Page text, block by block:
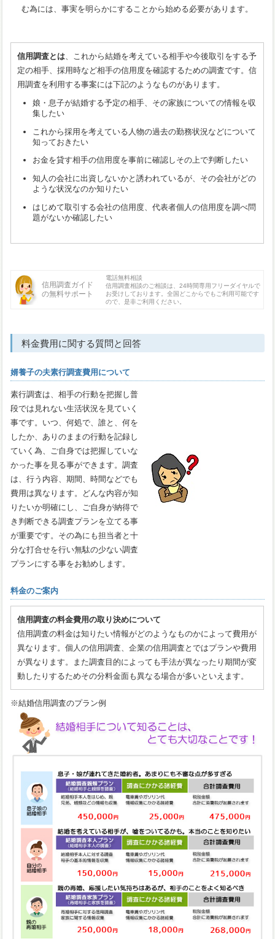
む為には、事実を明らかにすることから始める必要があります。
信用調査とは 、これから結婚を考えている相手や今後取引をする予
定の相手、採用時など相手の信用度を確認するための調査です。信
用調査を利用する事案には下記のようなものがあります。
娘・息子が結婚する予定の相手、その家族についての情報を収
集したい
これから採用を考えている人物の過去の勤務状況などについて
知っておきたい
お金を貸す相手の信用度を事前に確認しその上で判断したい
知人の会社に出資しないかと誘われているが、その会社がどの
ような状況なのか知りたい
はじめて取引する会社の信用度、代表者個人の信用度を調べ問
題がないか確認したい
信用調査ガイド
の無料サポート
電話無料相談
信用調査相談のご相談は、24時間専用フリーダイヤルで
お受けしております。全国どこからでもご利用可能です
ので、是非ご利用ください。
料金費用に関する質問と回答
婿養子の夫素行調査費用について
素行調査は、相手の行動を把握し普
段では見れない生活状況を見ていく
事です。いつ、何処で、誰と、何を
したか、ありのままの行動を記録し
ていく為、ご自身では把握していな
かった事を見る事ができます。調査
は、行う内容、期間、時間などでも
費用は異なります。どんな内容が知
りたいか明確にし、ご自身が納得で
き判断できる調査プランを立てる事
が重要です。その為にも担当者と十
分な打合せを行い無駄の少ない調査
プランにする事をお勧めします。
料金のご案内
信用調査の料金費用の取り決めについて
信用調査の料金は知りたい情報がどのようなものかによって費用が
異なります。個人の信用調査、企業の信用調査とではプランや費用
が異なります。また調査目的によっても手法が異なったり期間が変
動したりするためその分料金面も異なる場合が多いといえます。
※結婚信用調査のプラン例